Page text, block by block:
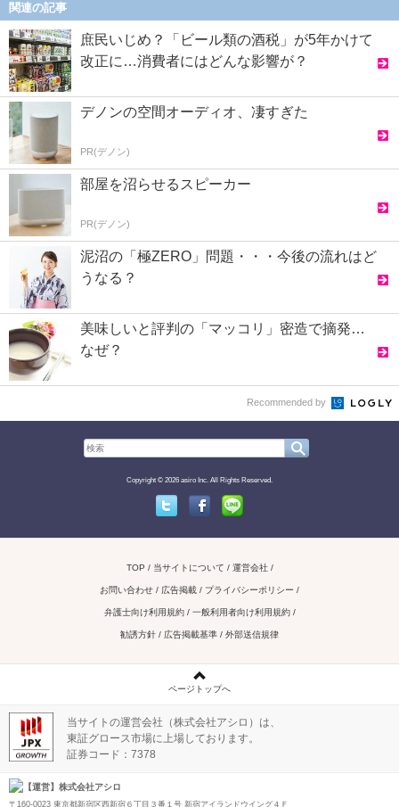
関連の記事
庶民いじめ？「ビール類の酒税」が5年かけて
改正に…消費者にはどんな影響が？
デノンの空間オーディオ、凄すぎた
PR(デノン)
部屋を沼らせるスピーカー
PR(デノン)
泥沼の「極ZERO」問題・・・今後の流れはど
うなる？
美味しいと評判の「マッコリ」密造で摘発…
なぜ？
Recommended by
Copyright © 2026 asiro Inc. All Rights Reserved.
TOP 当サイトについて 運営会社
お問い合わせ / 広告掲載 プライバシーポリシー
弁護士向け利用規約 一般利用者向け利用規約
勧誘方針 広告掲載基準 外部送信規律
ページトップへ
当サイトの運営会社（株式会社アシロ）は、
東証グロース市場に上場しております。
証券コード：7378
【運営】株式会社アシロ
〒160-0023 東京都新宿区西新宿６丁目３番１号 新宿アイランドウイング４Ｆ